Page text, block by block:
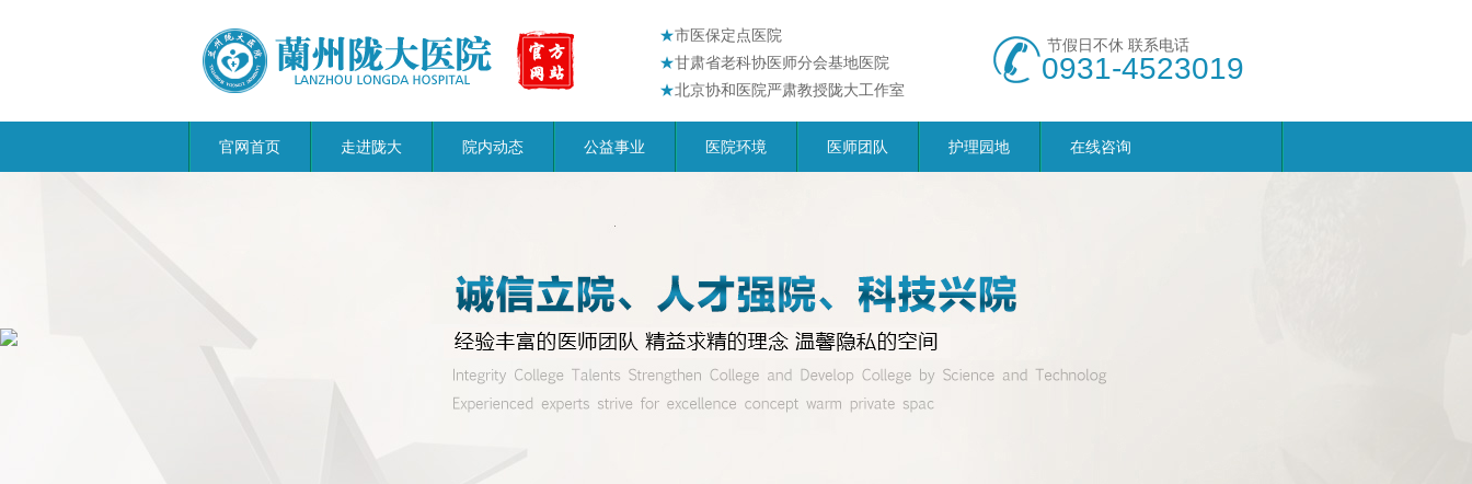
★市医保定点医院
★甘肃省老科协医师分会基地医院
★北京协和医院严肃教授陇大工作室
节假日不休 联系电话
0931-4523019
官网首页 走进陇大 院内动态 公益事业 医院环境 医师团队 护理园地 在线咨询